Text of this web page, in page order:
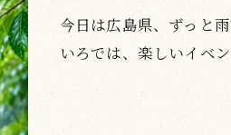
今日は広島県、ずっと
いろでは、楽しいイベ